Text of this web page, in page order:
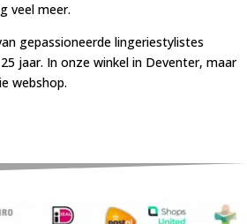
veel meer.
gepassioneerde lingeriestylistes
jaar. In onze winkel in Deventer, maar
webshop.